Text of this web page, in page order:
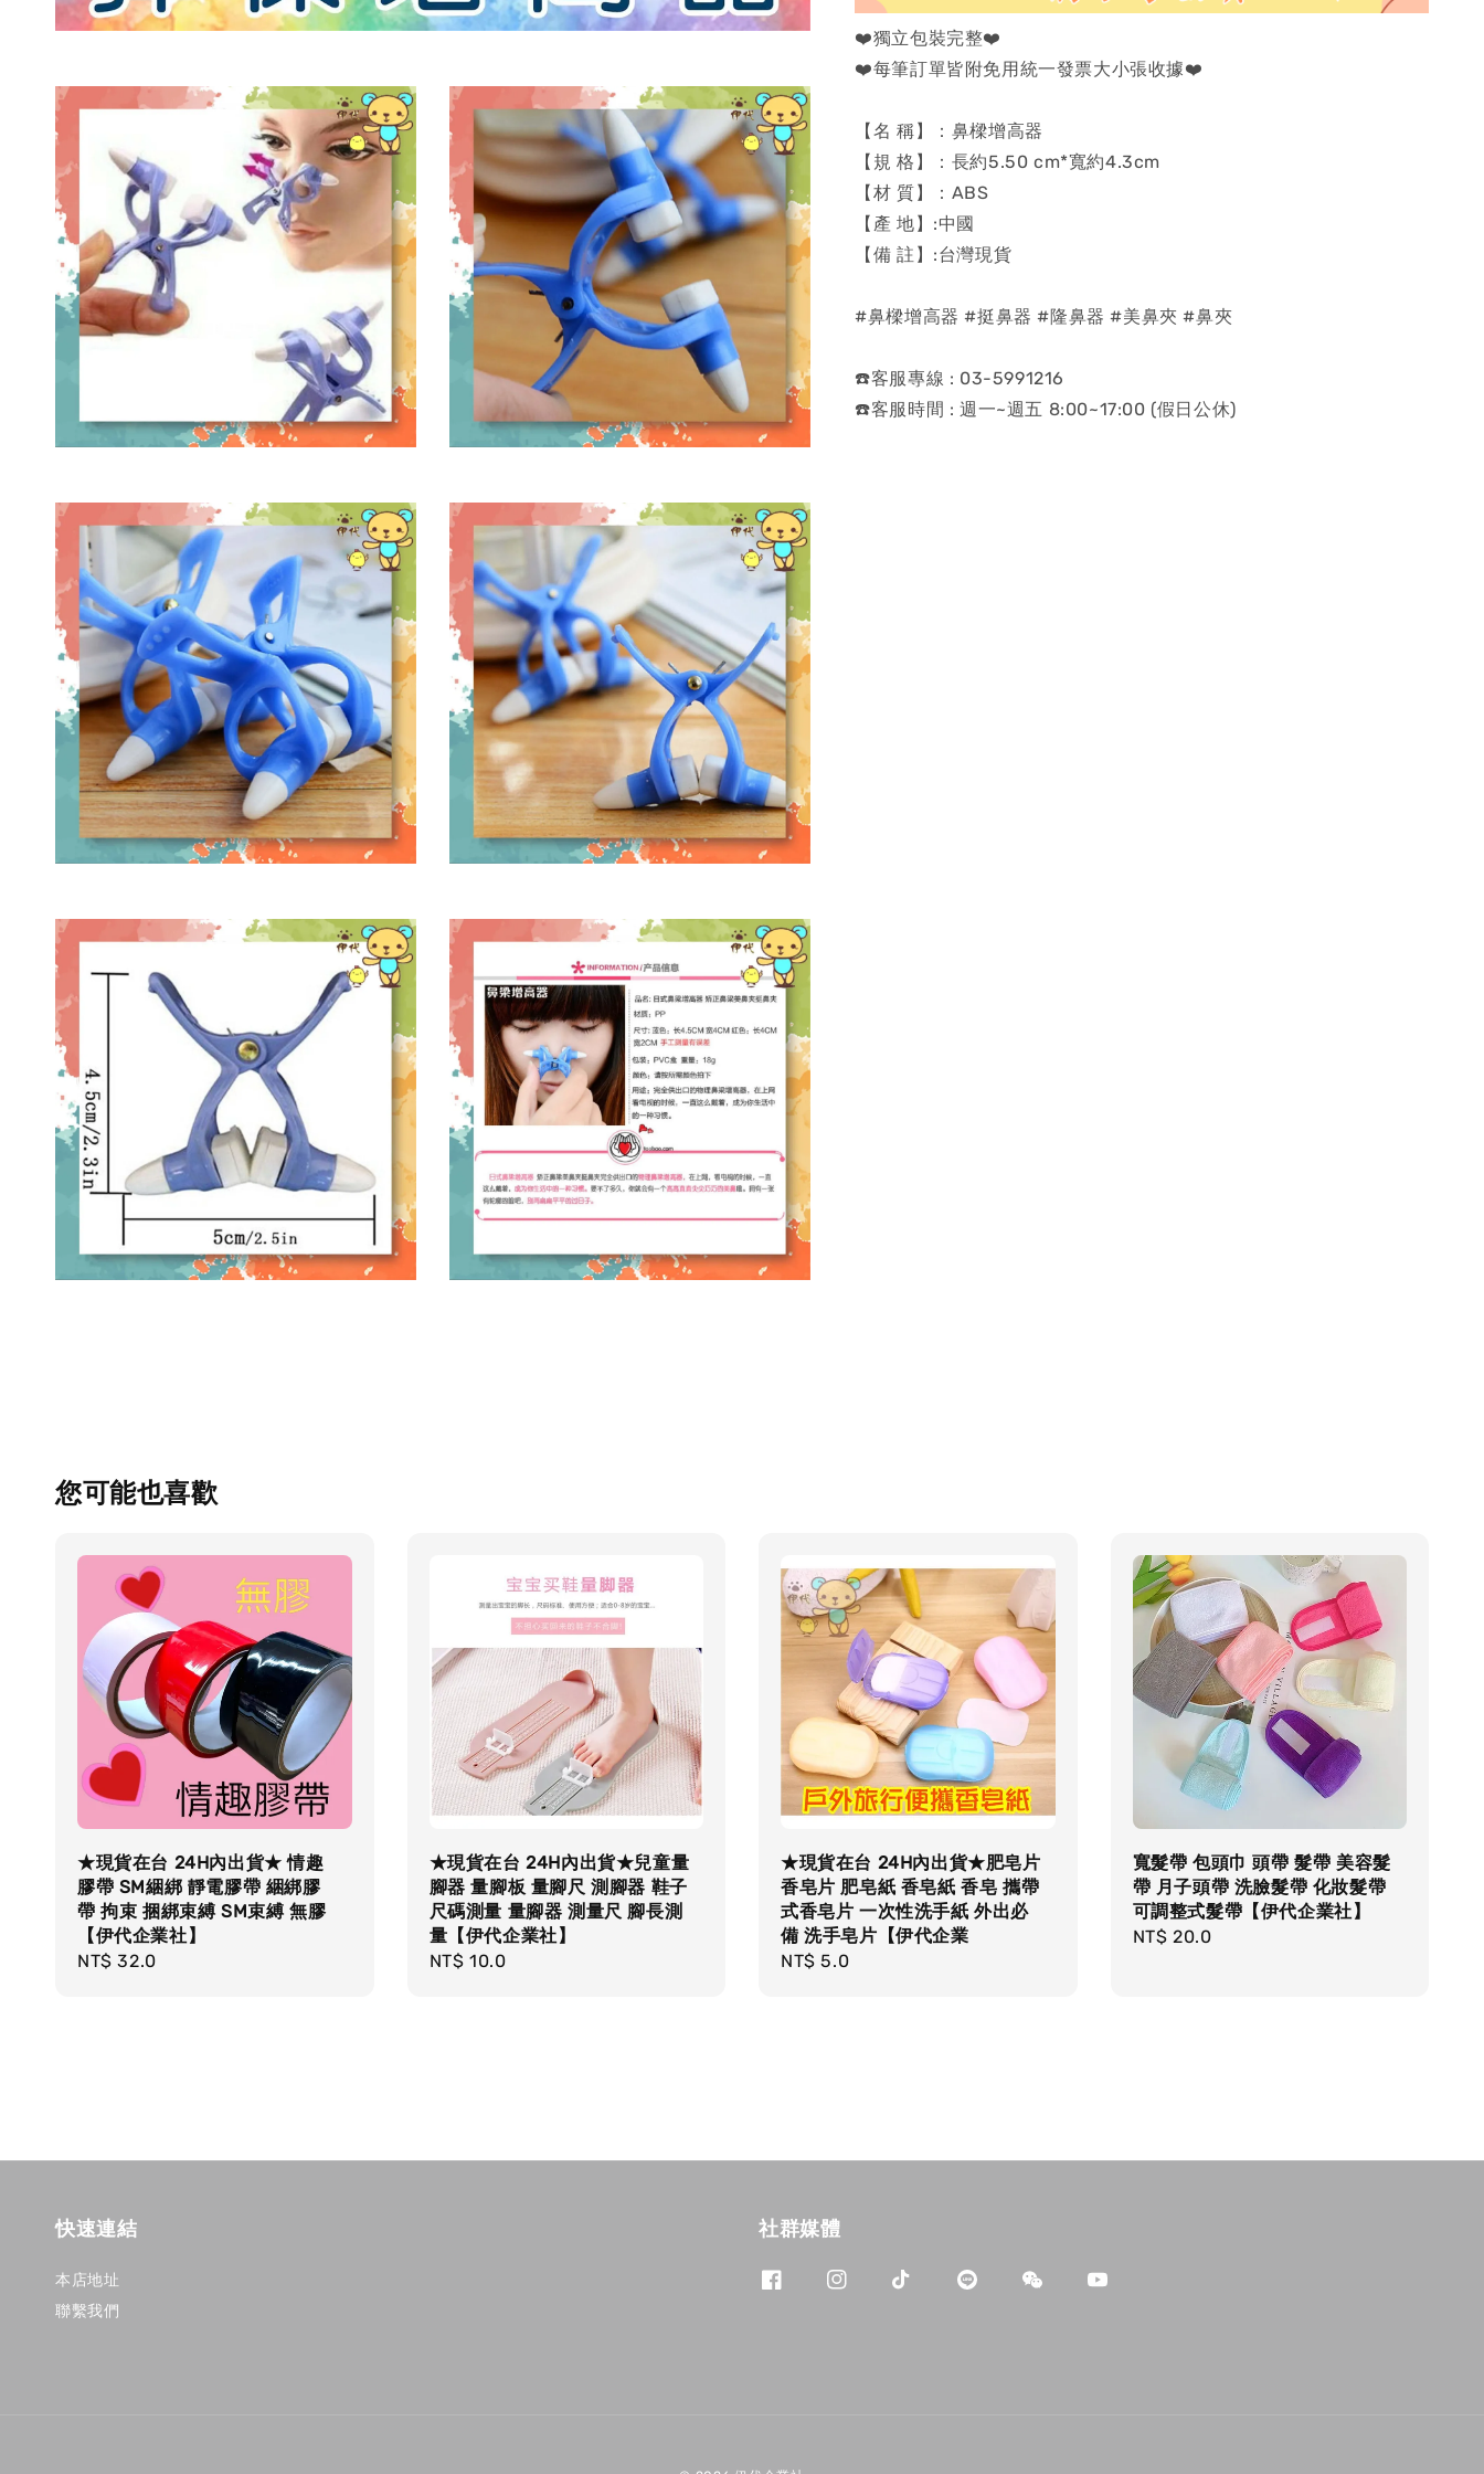
❤️獨立包裝完整❤️
❤️每筆訂單皆附免用統一發票大小張收據❤️
【名 稱】：鼻樑增高器
【規 格】：長約5.50 cm*寬約4.3cm
【材 質】：ABS
【產 地】:中國
【備 註】:台灣現貨
#鼻樑增高器 #挺鼻器 #隆鼻器 #美鼻夾 #鼻夾
☎️客服專線 : 03-5991216
☎️客服時間 : 週一~週五 8:00~17:00 (假日公休)
您可能也喜歡
★現貨在台 24H內出貨★ 情趣
膠帶 SM綑綁 靜電膠帶 綑綁膠
帶 拘束 捆綁束縛 SM束縛 無膠
【伊代企業社】
Regular
NT$ 32.0
★現貨在台 24H內出貨★兒童量
腳器 量腳板 量腳尺 測腳器 鞋子
尺碼測量 量腳器 測量尺 腳長測
量【伊代企業社】
Regular
NT$ 10.0
★現貨在台 24H內出貨★肥皂片
香皂片 肥皂紙 香皂紙 香皂 攜帶
式香皂片 一次性洗手紙 外出必
備 洗手皂片【伊代企業
Regular
NT$ 5.0
寬髮帶 包頭巾 頭帶 髮帶 美容髮
帶 月子頭帶 洗臉髮帶 化妝髮帶
可調整式髮帶【伊代企業社】
Regular
NT$ 20.0
快速連結
本店地址
聯繫我們
社群媒體